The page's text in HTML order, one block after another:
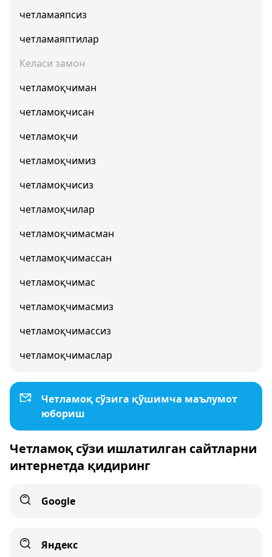
четламаяпсиз
четламаяптилар
Келаси замон
четламоқчиман
четламоқчисан
четламоқчи
четламоқчимиз
четламоқчисиз
четламоқчилар
четламоқчимасман
четламоқчимассан
четламоқчимас
четламоқчимасмиз
четламоқчимассиз
четламоқчимаслар
Четламоқ сўзига қўшимча маълумот
юбориш
Четламоқ сўзи ишлатилган сайтларни
интернетда қидиринг
Google
Яндекс